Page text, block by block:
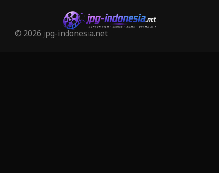
Inspirational แรงบันดาลใจ
© 2026 jpg-indonesia.net